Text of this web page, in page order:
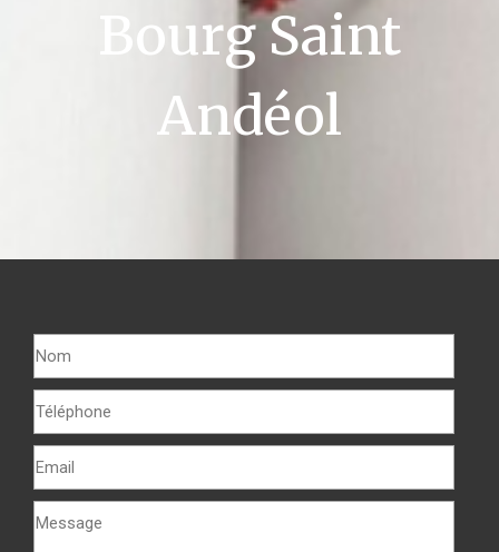
Bourg Saint
Andéol